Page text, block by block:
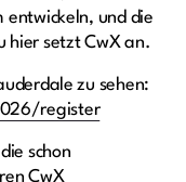
entwickeln, und die
hier setzt CwX an.
zu sehen:
register
schon
CwX